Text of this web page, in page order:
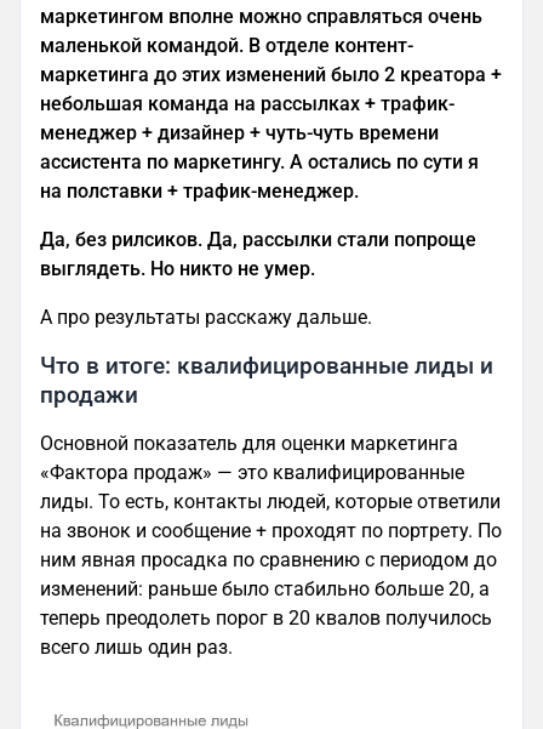
маркетингом вполне можно справляться очень
маленькой командой. В отделе контент-
маркетинга до этих изменений было 2 креатора +
небольшая команда на рассылках + трафик-
менеджер + дизайнер + чуть-чуть времени
ассистента по маркетингу. А остались по сути я
на полставки + трафик-менеджер.
Да, без рилсиков. Да, рассылки стали попроще
выглядеть. Но никто не умер.
А про результаты расскажу дальше.
Что в итоге: квалифицированные лиды и
продажи
Основной показатель для оценки маркетинга
«Фактора продаж» — это квалифицированные
лиды. То есть, контакты людей, которые ответили
на звонок и сообщение + проходят по портрету. По
ним явная просадка по сравнению с периодом до
изменений: раньше было стабильно больше 20, а
теперь преодолеть порог в 20 квалов получилось
всего лишь один раз.